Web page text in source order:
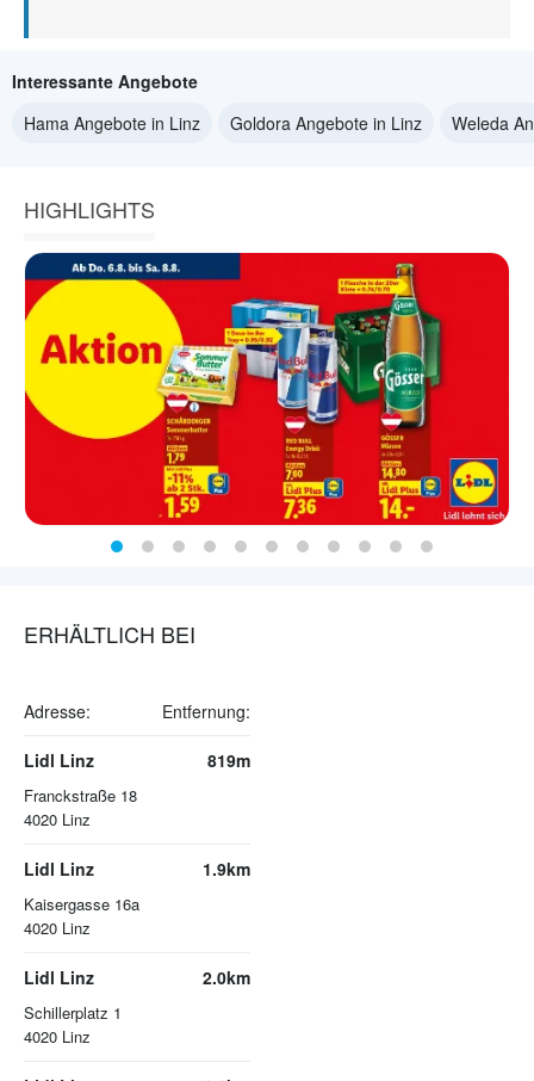
Interessante Angebote
Hama Angebote in Linz
Goldora Angebote in Linz Weleda
HIGHLIGHTS
ERHÄLTLICH BEI
Adresse: Entfernung:
Lidl Linz
Franckstraße 18
4020 Linz
819m
Lidl Linz
Kaisergasse 16a
4020 Linz
1.9km
Lidl Linz
Schillerplatz 1
4020 Linz
2.0km